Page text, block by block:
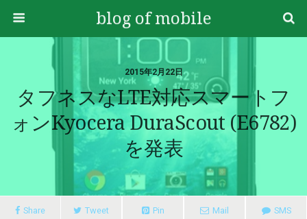
blog of mobile
2015年2月22日
タフネスなLTE対応スマートフ
ォンKyocera DuraScout (E6782)
を発表
Share Tweet Pin Mail SMS